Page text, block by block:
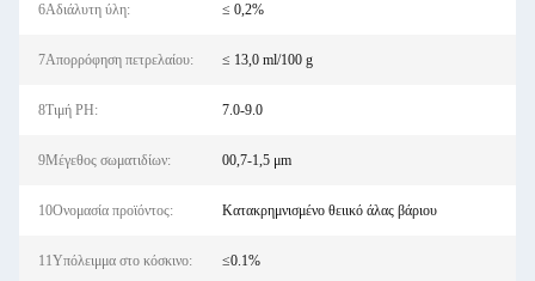
6Αδιάλυτη ύλη: ≤ 0,2%
7Απορρόφηση πετρελαίου: ≤ 13,0 ml/100 g
8Τιμή PH: 7.0-9.0
9Μέγεθος σωματιδίων: 00,7-1,5 μm
10Ονομασία προϊόντος: Κατακρημνισμένο θειικό άλας βάριου
11Υπόλειμμα στο κόσκινο: ≤0.1%